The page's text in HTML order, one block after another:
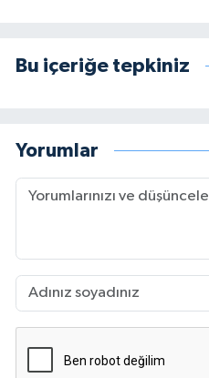
Bu içeriğe tepkiniz
Yorumlar